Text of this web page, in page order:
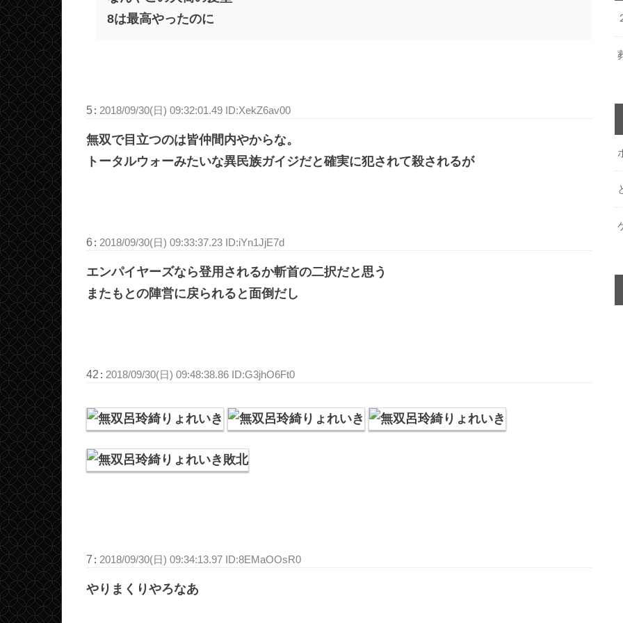
8は最高やったのに
5: 2018/09/30(日) 09:32:01.49 ID:XekZ6av00
無双で目立つのは皆仲間内やからな。
トータルウォーみたいな異民族ガイジだと確実に犯されて殺されるが
6 : 2018/09/30(日) 09:33:37.23 ID:iYn1JjE7d
エンパイヤーズなら登用されるか斬首の二択だと思う
またもとの陣営に戻られると面倒だし
42 : 2018/09/30(日) 09:48:38.86 ID:G3jhO6Ft0
7 : 2018/09/30(日) 09:34:13.97 ID:8EMaOOsR0
やりまくりやろなあ